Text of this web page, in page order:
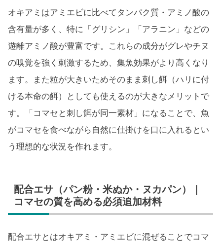
オキアミはアミエビに比べてタンパク質・アミノ酸の
含有量が多く、特に「グリシン」「アラニン」などの
遊離アミノ酸が豊富です。これらの成分がグレやチヌ
の嗅覚を強く刺激するため、集魚効果がより高くなり
ます。また粒が大きいためそのまま刺し餌（ハリに付
ける本命の餌）としても使えるのが大きなメリットで
す。「コマセと刺し餌が同一素材」になることで、魚
がコマセを食べながら自然に仕掛けを口に入れるとい
う理想的な状況を作れます。
配合エサ（パン粉・米ぬか・ヌカパン）｜
コマセの質を高める必須追加材料
配合エサとはオキアミ・アミエビに混ぜることでコマ